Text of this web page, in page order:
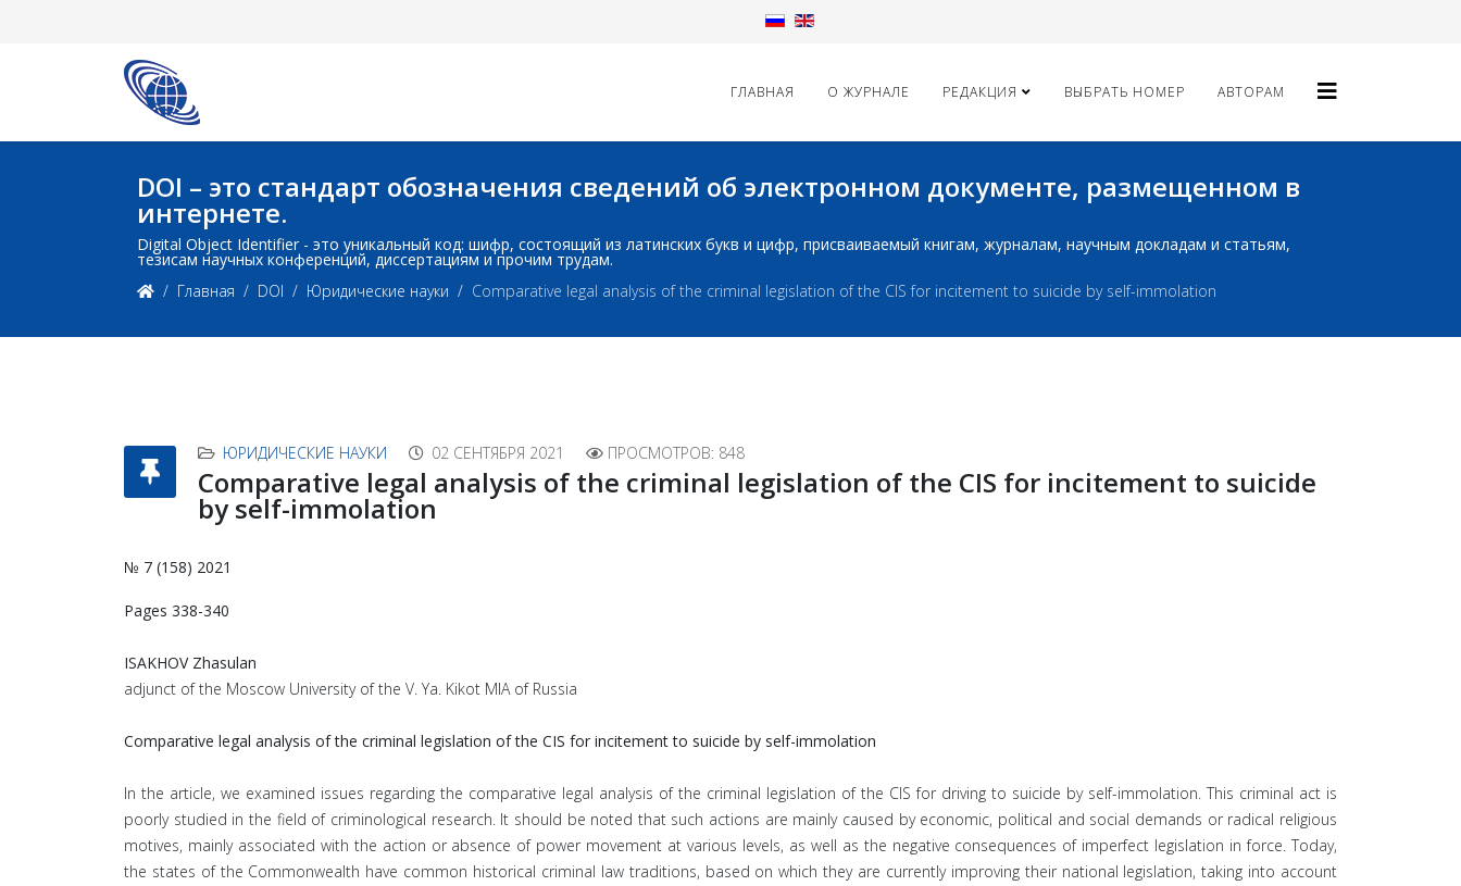
ГЛАВНАЯ О ЖУРНАЛЕ РЕДАКЦИЯ ВЫБРАТЬ НОМЕР АВТОРАМ
DOI – это стандарт обозначения сведений об электронном документе, размещенном в
интернете.
Digital Object Identifier - это уникальный код: шифр, состоящий из латинских букв и цифр, присваиваемый книгам, журналам, научным докладам и статьям,
тезисам научных конференций, диссертациям и прочим трудам.
Главная
DOI Юридические науки Comparative legal analysis of the criminal legislation of the CIS for incitement to suicide by self-immolation
ЮРИДИЧЕСКИЕ НАУКИ 02 СЕНТЯБРЯ 2021 ПРОСМОТРОВ: 848
Comparative legal analysis of the criminal legislation of the CIS for incitement to suicide
by self-immolation
№ 7 (158) 2021
Pages 338-340
ISAKHOV Zhasulan
adjunct of the Moscow University of the V. Ya. Kikot MIA of Russia
Comparative legal analysis of the criminal legislation of the CIS for incitement to suicide by self-immolation
In the article, we examined issues regarding the comparative legal analysis of the criminal legislation of the CIS for driving to suicide by self-immolation. This criminal act is
poorly studied in the field of criminological research. It should be noted that such actions are mainly caused by economic, political and social demands or radical religious
motives, mainly associated with the action or absence of power movement at various levels, as well as the negative consequences of imperfect legislation in force. Today,
the states of the Commonwealth have common historical criminal law traditions, based on which they are currently improving their national legislation, taking into account